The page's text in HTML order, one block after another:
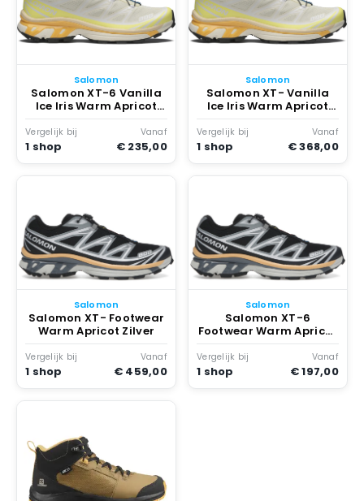
Salomon
Salomon XT-6 Vanilla
Ice Iris Warm Apricot
Geel
Vergelijk bij
1 shop
Vanaf
€ 235,00
Salomon
Salomon XT- Vanilla
Ice Iris Warm Apricot
Geel
Vergelijk bij
1 shop
Vanaf
€ 368,00
Salomon
Salomon XT- Footwear
Warm Apricot Zilver
Vergelijk bij
1 shop
Vanaf
€ 459,00
Salomon
Salomon XT-6
Footwear Warm Apricot
Zilver
Vergelijk bij
1 shop
Vanaf
€ 197,00